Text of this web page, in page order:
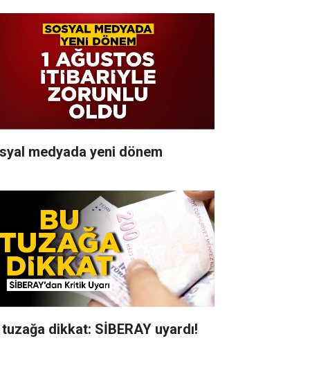
medyada yeni dönem
dikkat: SİBERAY uyardı!